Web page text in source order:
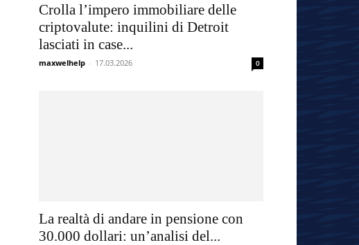
Crolla l’impero immobiliare delle
criptovalute: inquilini di Detroit
lasciati in case...
maxwelhelp - 17.03.2026 0
La realtà di andare in pensione con
30.000 dollari: un’analisi del...